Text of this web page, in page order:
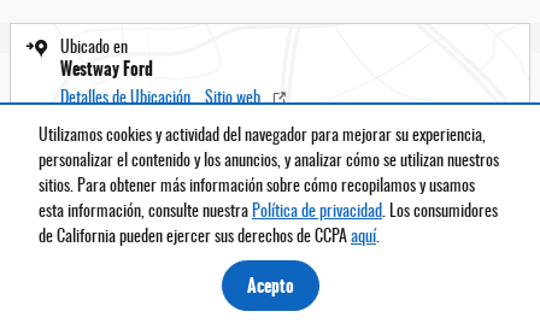
Utilizamos cookies y actividad del navegador para mejorar su experiencia,
personalizar el contenido y los anuncios, y analizar cómo se utilizan nuestros
sitios. Para obtener más información sobre cómo recopilamos y usamos
esta información, consulte nuestra Política de privacidad. Los consumidores
de California pueden ejercer sus derechos de CCPA aquí.
Acepto
Ubicado en
Westway Ford
Detalles de Ubicación Sitio web
Instrucciones BHA Contacto Acerca de Privacidad Mapa del sitio
Términos y condiciones